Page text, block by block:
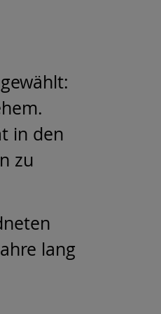
in den
zu
lang